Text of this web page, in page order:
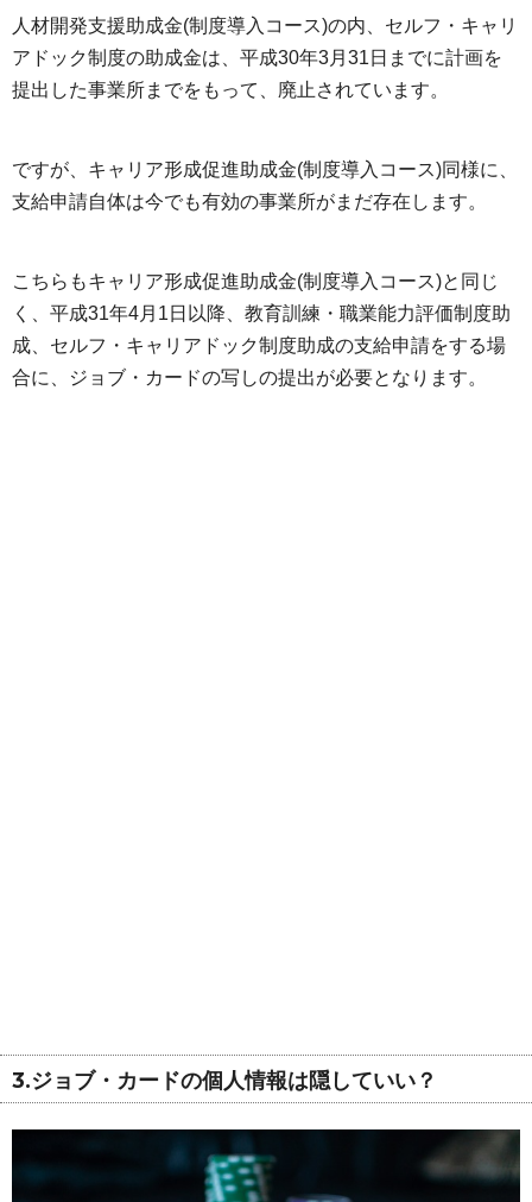
人材開発支援助成金(制度導入コース)の内、セルフ・キャリ
アドック制度の助成金は、平成30年3月31日までに計画を
提出した事業所までをもって、廃止されています。
ですが、キャリア形成促進助成金(制度導入コース)同様に、
支給申請自体は今でも有効の事業所がまだ存在します。
こちらもキャリア形成促進助成金(制度導入コース)と同じ
く、平成31年4月1日以降、教育訓練・職業能力評価制度助
成、セルフ・キャリアドック制度助成の支給申請をする場
合に、ジョブ・カードの写しの提出が必要となります。
3.ジョブ・カードの個人情報は隠していい？